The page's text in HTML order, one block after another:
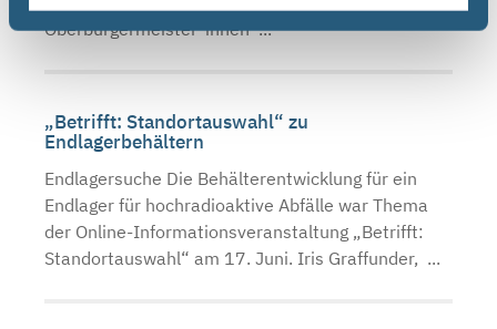
Oberbürgermeister*innen ...
„Betrifft: Standortauswahl“ zu
Endlagerbehältern
Endlagersuche Die Behälterentwicklung für ein
Endlager für hochradioaktive Abfälle war Thema
der Online-Informationsveranstaltung „Betrifft:
Standortauswahl“ am 17. Juni. Iris Graffunder, ...